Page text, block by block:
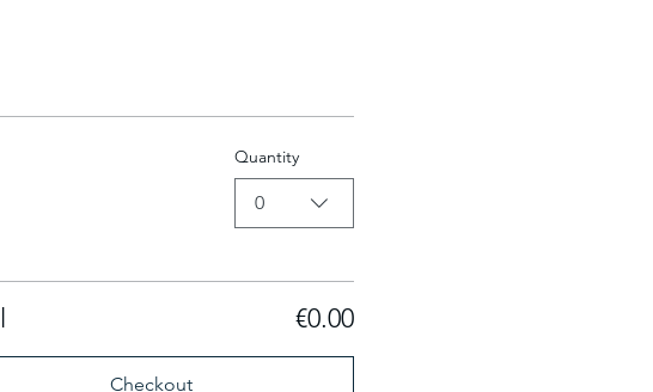
Quantity
0
€0.00
Checkout